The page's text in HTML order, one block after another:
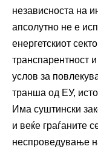
независноста на
апсолутно не е
енергетскиот
транспарентност
услов за
транша од ЕУ,
Има суштински
и веќе граѓаните
неспроведување